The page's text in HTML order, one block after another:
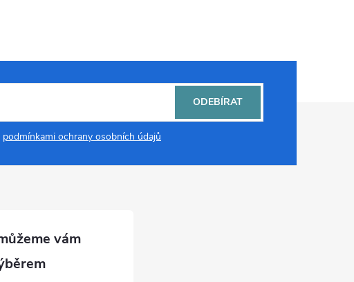
podmínkami ochrany osobních údajů
ODEBÍRAT